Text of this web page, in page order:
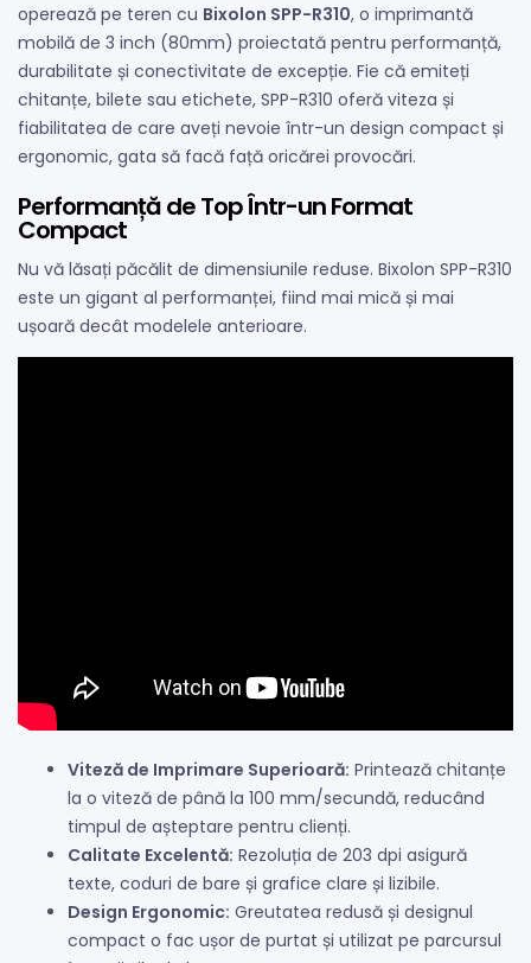
operează pe teren cu Bixolon SPP-R310, o imprimantă
mobilă de 3 inch (80mm) proiectată pentru performanță,
durabilitate și conectivitate de excepție. Fie că emiteți
chitanțe, bilete sau etichete, SPP-R310 oferă viteza și
fiabilitatea de care aveți nevoie într-un design compact și
ergonomic, gata să facă față oricărei provocări.
Performanță de Top Într-un Format
Compact
Nu vă lăsați păcălit de dimensiunile reduse. Bixolon SPP-R310
este un gigant al performanței, fiind mai mică și mai
ușoară decât modelele anterioare.
Viteză de Imprimare Superioară: Printează chitanțe
la o viteză de până la 100 mm/secundă, reducând
timpul de așteptare pentru clienți.
Calitate Excelentă: Rezoluția de 203 dpi asigură
texte, coduri de bare și grafice clare și lizibile.
Design Ergonomic: Greutatea redusă și designul
compact o fac ușor de purtat și utilizat pe parcursul